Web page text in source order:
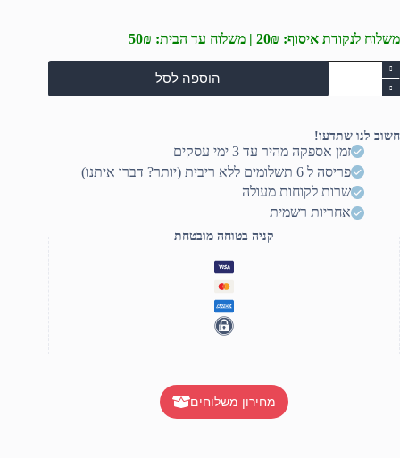
משלוח לנקודת איסוף: 20₪ | משלוח עד הבית: 50₪
כמות
של
עריסת
לבקרים
הוספה לסל
חשוב לנו שתדעו!
זמן אספקה מהיר עד 3 ימי עסקים
פריסה ל 6 תשלומים ללא ריבית (יותר? דברו איתנו)
שרות לקוחות מעולה
אחריות רשמית
קניה בטוחה מובטחת
מחירון משלוחים